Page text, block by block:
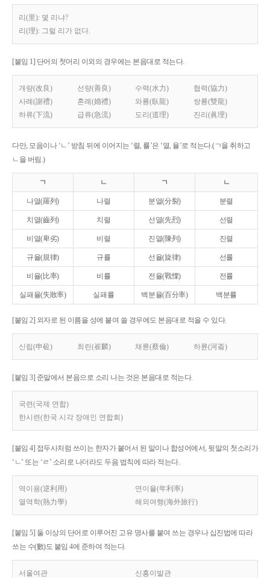
리(里): 몇 리냐?
리(理): 그럴 리가 없다.
[붙임 1] 단어의 첫머리 이외의 경우에는 본음대로 적는다.
개량(改良) 선량(善良) 수력(水力)
협력(協力)
사례(謝禮)
혼례(婚禮) 와룡(臥龍)
쌍룡(雙龍)
하류(下流)
급류(急流) 도리(道理) 진리(眞理)
다만, 모음이나 ‘ㄴ’ 받침 뒤에 이어지는 ‘렬, 률’은 ‘열, 율’로 적는다.(ㄱ을 취하고
ㄴ을 버림.)
ㄱ ㄴ ㄱ ㄴ
나열(羅列) 나렬 분열(分裂) 분렬
치열(齒列) 치렬 선열(先烈) 선렬
비열(卑劣) 비렬 진열(陳列) 진렬
규율(規律) 규률 선율(旋律) 선률
비율(比率) 비률 전율(戰慄) 전률
실패율(失敗率) 실패률 백분율(百分率) 백분률
[붙임 2] 외자로 된 이름을 성에 붙여 쓸 경우에도 본음대로 적을 수 있다.
신립(申砬) 최린(崔麟) 채륜(蔡倫) 하륜(河崙)
[붙임 3] 준말에서 본음으로 소리 나는 것은 본음대로 적는다.
국련(국제 연합)
한시련(한국 시각 장애인 연합회)
[붙임 4] 접두사처럼 쓰이는 한자가 붙어서 된 말이나 합성어에서, 뒷말의 첫소리가
‘ㄴ’ 또는 ‘ㄹ’ 소리로 나더라도 두음 법칙에 따라 적는다.
역이용(逆利用)
연이율(年利率)
열역학(熱力學)
해외여행(海外旅行)
[붙임 5] 둘 이상의 단어로 이루어진 고유 명사를 붙여 쓰는 경우나 십진법에 따라
쓰는 수(數)도 붙임 4에 준하여 적는다.
서울여관 신흥이발관